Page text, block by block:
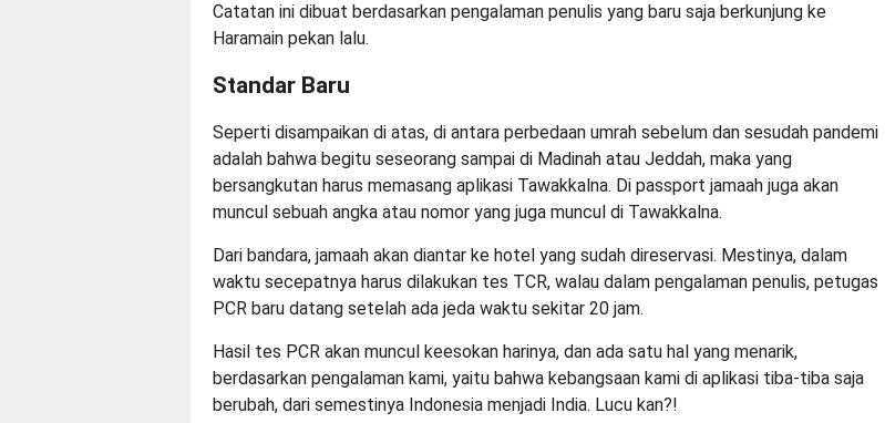
Catatan ini dibuat berdasarkan pengalaman penulis yang baru saja berkunjung ke
Haramain pekan lalu.
Standar Baru
Seperti disampaikan di atas, di antara perbedaan umrah sebelum dan sesudah pandemi
adalah bahwa begitu seseorang sampai di Madinah atau Jeddah, maka yang
bersangkutan harus memasang aplikasi Tawakkalna. Di passport jamaah juga akan
muncul sebuah angka atau nomor yang juga muncul di Tawakkalna.
Dari bandara, jamaah akan diantar ke hotel yang sudah direservasi. Mestinya, dalam
waktu secepatnya harus dilakukan tes TCR, walau dalam pengalaman penulis, petugas
PCR baru datang setelah ada jeda waktu sekitar 20 jam.
Hasil tes PCR akan muncul keesokan harinya, dan ada satu hal yang menarik,
berdasarkan pengalaman kami, yaitu bahwa kebangsaan kami di aplikasi tiba-tiba saja
berubah, dari semestinya Indonesia menjadi India. Lucu kan?!